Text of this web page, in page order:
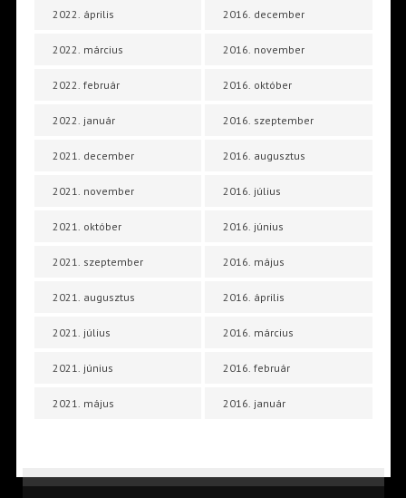
2022. április
2022. március
2022. február
2022. január
2021. december
2021. november
2021. október
2021. szeptember
2021. augusztus
2021. július
2021. június
2021. május
2016. december
2016. november
2016. október
2016. szeptember
2016. augusztus
2016. július
2016. június
2016. május
2016. április
2016. március
2016. február
2016. január